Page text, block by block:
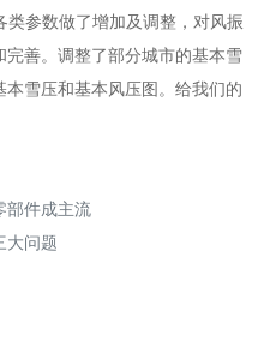
类参数做了增加及调整，对风振
善。调整了部分城市的基本雪
雪压和基本风压图。给我们的
件成主流
大问题